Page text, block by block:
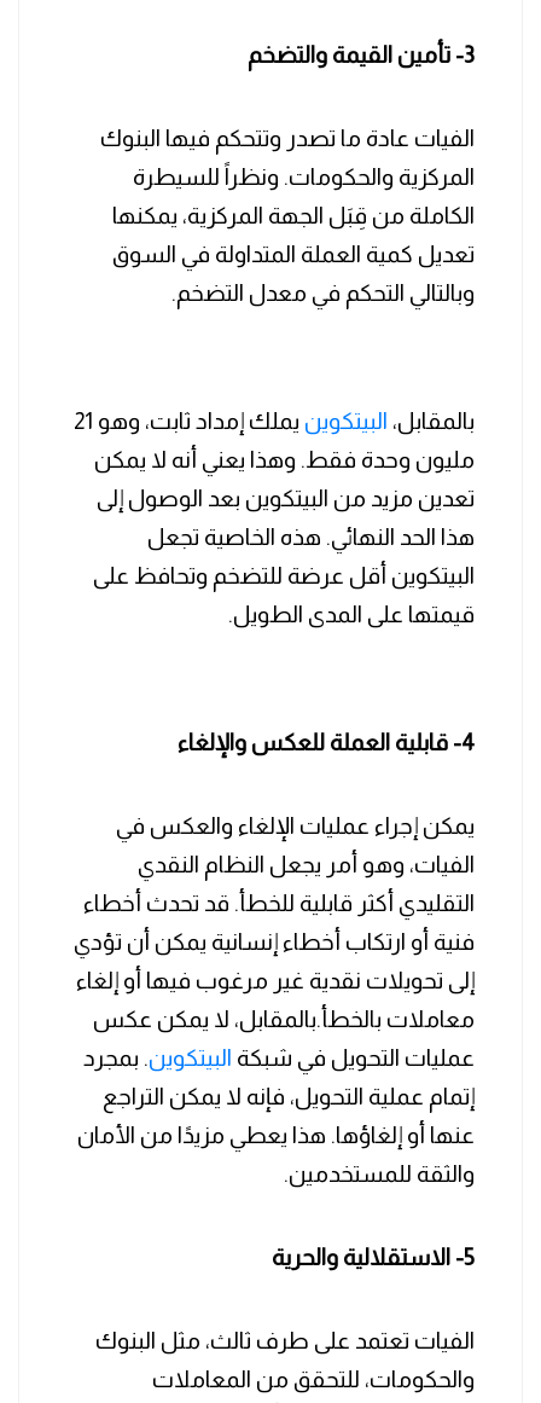
3- تأمين القيمة والتضخم
الفيات عادة ما تصدر وتتحكم فيها البنوك
المركزية والحكومات. ونظراً للسيطرة
الكاملة من قِبَل الجهة المركزية، يمكنها
تعديل كمية العملة المتداولة في السوق
وبالتالي التحكم في معدل التضخم.
بالمقابل، البيتكوين
يملك إمداد ثابت، وهو 21
مليون وحدة فقط. وهذا يعني أنه لا يمكن
تعدين مزيد من البيتكوين بعد الوصول إلى
هذا الحد النهائي. هذه الخاصية تجعل
البيتكوين أقل عرضة للتضخم وتحافظ على
قيمتها على المدى الطويل.
4- قابلية العملة للعكس والإلغاء
يمكن إجراء عمليات الإلغاء والعكس في
الفيات، وهو أمر يجعل النظام النقدي
التقليدي أكثر قابلية للخطأ. قد تحدث أخطاء
فنية أو ارتكاب أخطاء إنسانية يمكن أن تؤدي
إلى تحويلات نقدية غير مرغوب فيها أو إلغاء
معاملات بالخطأ.بالمقابل، لا يمكن عكس
عمليات التحويل في شبكة البيتكوين. بمجرد
إتمام عملية التحويل، فإنه لا يمكن التراجع
عنها أو إلغاؤها. هذا يعطي مزيدًا من الأمان
والثقة للمستخدمين.
5- الاستقلالية والحرية
الفيات تعتمد على طرف ثالث، مثل البنوك
والحكومات، للتحقق من المعاملات